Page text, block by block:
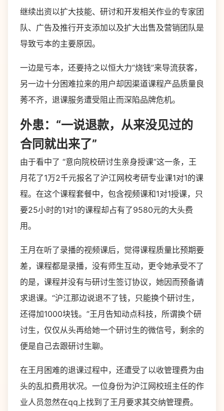
继续出资以扩大技能、研讨和开发相关作业的专家团
队、广告及推行开支添加以及扩大出售及营销团队是
导致亏本的主要原因。
一边是亏本，还要持之以恒大力“烧钱”来导流获客，
另一边十分困难拉来的用户却因渠道课程产品质量良
莠不齐，退课服务遭受阻止而深陷品牌危机。
外患：“一说退款，从来没见过的
合同就出来了”
由于看中了 “意向院校研讨生亲身授课”这一条，王
月花了1万2千元报名了沪江网校考研专业课1对1的课
程。在这个课程套餐中，包含视频课和1对1授课，只
要25小时的1对1的课程却占有了9580元的大头费
用。
王月在听了录播的视频课后，觉得课程质量比预期要
差，课程都是录播，没有师生互动，更令她承受不了
的是，课程并没有与研讨生签订协议，她因而预备请
求退课。“沪江那边说退不了钱，只能换个研讨生，
还得加1000块钱。”王月告知动点科技，所谓换个研
讨生，仅仅从头再给她一个研讨生的微信号，剩余的
便是自己去跟研讨生聊。
在王月困难的退课过程中，还遭受了以收管理费为由
头的乱扣费用状况。一位身份为沪江网校班主任的作
业人员忽然在qq上找到了王月要求其交纳管理费。